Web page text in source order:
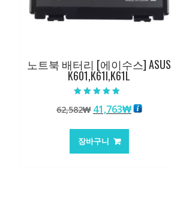
노트북 배터리 [에이수스] ASUS
K601,K61I,K61L
4.50
로 평가됨
62,582₩ 원
가
격:
41,763₩현
장바구니